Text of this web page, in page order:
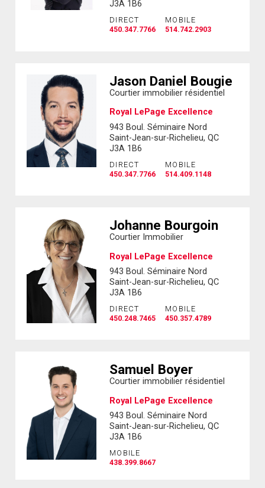
J3A 1B6
DIRECT
450.347.7766
MOBILE
514.742.2903
Jason Daniel Bougie
Courtier immobilier résidentiel
Royal LePage Excellence
943 Boul. Séminaire Nord
Saint-Jean-sur-Richelieu, QC
J3A 1B6
DIRECT
450.347.7766
MOBILE
514.409.1148
Johanne Bourgoin
Courtier Immobilier
Royal LePage Excellence
943 Boul. Séminaire Nord
Saint-Jean-sur-Richelieu, QC
J3A 1B6
DIRECT
450.248.7465
MOBILE
450.357.4789
Samuel Boyer
Courtier immobilier résidentiel
Royal LePage Excellence
943 Boul. Séminaire Nord
Saint-Jean-sur-Richelieu, QC
J3A 1B6
MOBILE
438.399.8667